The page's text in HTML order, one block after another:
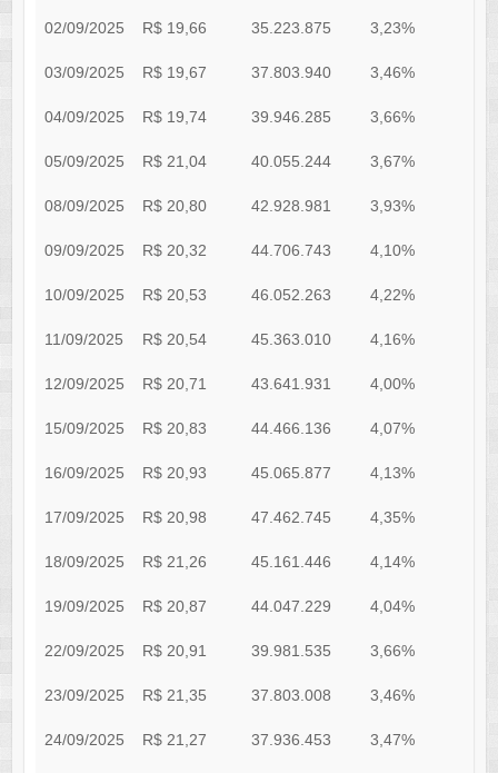
02/09/2025 R$ 19,66 35.223.875 3,23%
03/09/2025 R$ 19,67 37.803.940 3,46%
04/09/2025 R$ 19,74 39.946.285 3,66%
05/09/2025 R$ 21,04 40.055.244 3,67%
08/09/2025 R$ 20,80 42.928.981 3,93%
09/09/2025 R$ 20,32 44.706.743 4,10%
10/09/2025 R$ 20,53 46.052.263 4,22%
11/09/2025 R$ 20,54 45.363.010 4,16%
12/09/2025 R$ 20,71 43.641.931 4,00%
15/09/2025 R$ 20,83 44.466.136 4,07%
16/09/2025 R$ 20,93 45.065.877 4,13%
17/09/2025 R$ 20,98 47.462.745 4,35%
18/09/2025 R$ 21,26 45.161.446 4,14%
19/09/2025 R$ 20,87 44.047.229 4,04%
22/09/2025 R$ 20,91 39.981.535 3,66%
23/09/2025 R$ 21,35 37.803.008 3,46%
24/09/2025 R$ 21,27 37.936.453 3,47%